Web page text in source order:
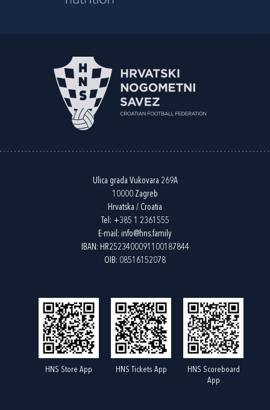
Ulica grada Vukovara 269A
10000 Zagreb
Hrvatska / Croatia
Tel: +385 1 2361555
E-mail: info@hns.family
IBAN: HR2523400091100187844
OIB: 08516152078
HNS Store App HNS Tickets App
HNS Scoreboard
App